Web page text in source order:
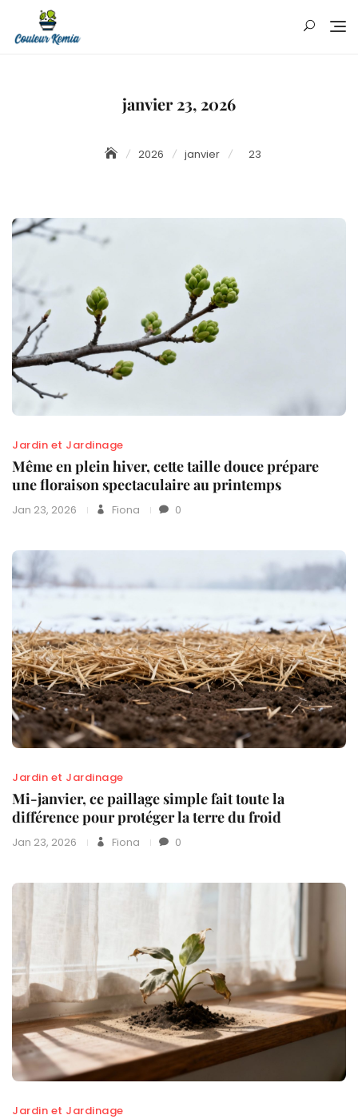
content
janvier 23, 2026
2026 janvier 23
Jardin et Jardinage
Même en plein hiver, cette taille douce prépare
une floraison spectaculaire au printemps
Jan 23, 2026 Fiona 0
Jardin et Jardinage
Mi-janvier, ce paillage simple fait toute la
différence pour protéger la terre du froid
Jan 23, 2026 Fiona 0
Jardin et Jardinage